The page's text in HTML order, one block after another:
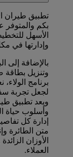
تطبيق طيران
بكم والمتوفر
الأسهل
وإدارتها في
بالإضافة إلى
وتنزيل بطاقة
برنامج
لجعل تجربة
ويعد تطبيق
وأسلوب حياة
إدارة كل
متن الطائرة
الأوزان
العملاء.